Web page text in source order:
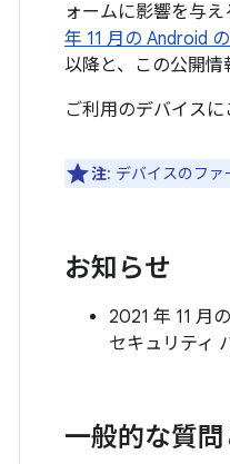
ォームに影響を与
年 11 月の Android
以降と、この公開情
ご利用のデバイス
注: デバイスのファ
お知らせ
2021 年 11 月
セキュリティ
一般的な質